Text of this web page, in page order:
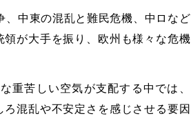
、中東の混乱と難民危機、中ロなど
が大手を振り、欧州も様々な危機
重苦しい空気が支配する中では、
混乱や不安定さを感じさせる要因